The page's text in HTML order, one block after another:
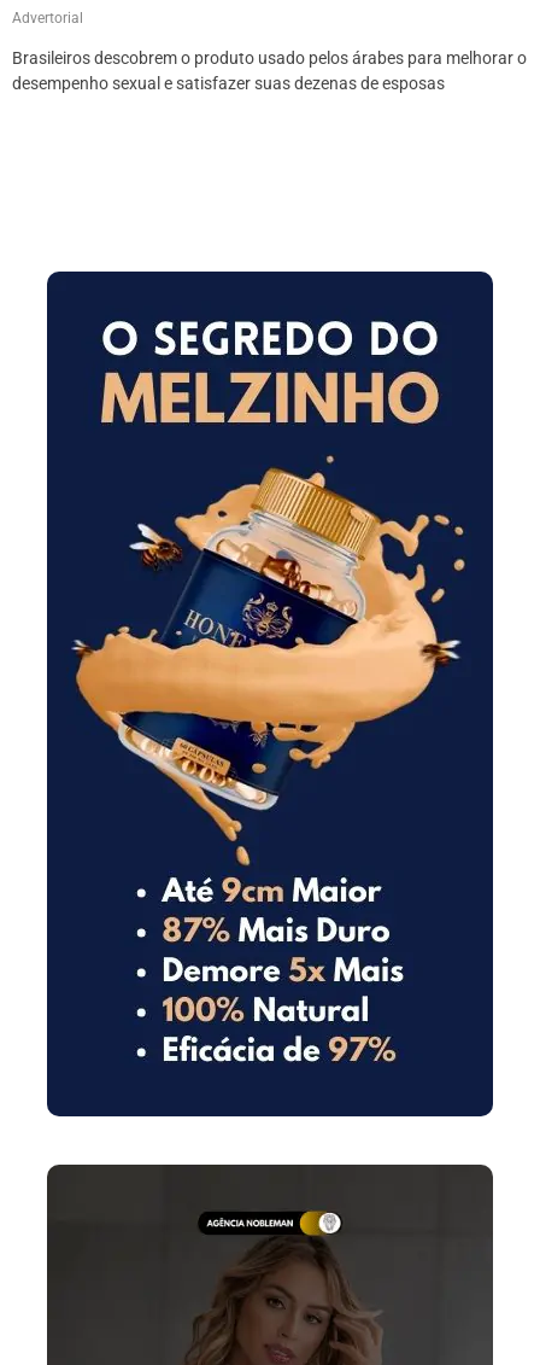
Advertorial
Brasileiros descobrem o produto usado pelos árabes para melhorar o
desempenho sexual e satisfazer suas dezenas de esposas